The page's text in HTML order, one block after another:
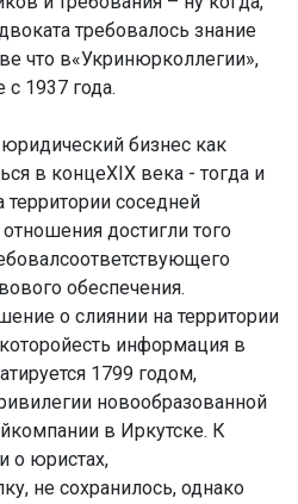
требовалось знание
что в«Укринюрколлегии»,
1937 года.
бизнес как
в концеXIX века - тогда и
территории соседней
достигли того
обеспечения.
о слиянии на территории
информация в
1799 годом,
новообразованной
в Иркутске. К
о юристах,
не сохранилось, однако